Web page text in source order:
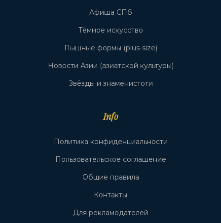
Афиша СПб
Тёмное искусство
Пышные формы (plus-size)
Новости Азии (азиатской культуры)
Звёзды и знаменистоти
Info
Политика конфиденциальности
Пользовательское соглашение
Общие правила
Контакты
Для рекламодателей